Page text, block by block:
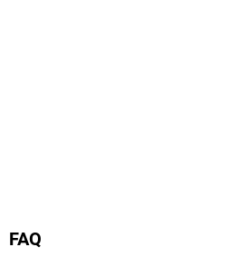
FAQ